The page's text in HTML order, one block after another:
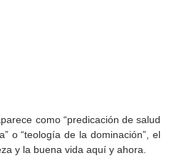
como “predicación de salud
o “teología de la dominación”, el
y la buena vida aquí y ahora.